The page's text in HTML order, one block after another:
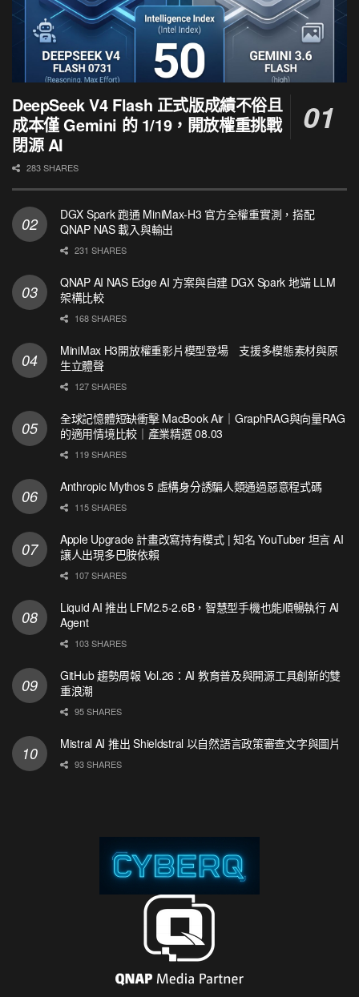
DeepSeek V4 Flash 正式版成績不俗且
成本僅 Gemini 的 1/19，開放權重挑戰
閉源 AI
283 SHARES
DGX Spark 跑通 MiniMax-H3 官方全權重實測，搭配
QNAP NAS 載入與輸出
231 SHARES
QNAP AI NAS Edge AI 方案與自建 DGX Spark 地端 LLM
架構比較
168 SHARES
MiniMax H3開放權重影片模型登場 支援多模態素材與原
生立體聲
127 SHARES
全球記憶體短缺衝擊 MacBook Air｜GraphRAG與向量RAG
的適用情境比較｜產業精選 08.03
119 SHARES
Anthropic Mythos 5 虛構身分誘騙人類通過惡意程式碼
115 SHARES
Apple Upgrade 計畫改寫持有模式 | 知名 YouTuber 坦言 AI
讓人出現多巴胺依賴
107 SHARES
Liquid AI 推出 LFM2.5-2.6B，智慧型手機也能順暢執行 AI
Agent
103 SHARES
GitHub 趨勢周報 Vol.26：AI 教育普及與開源工具創新的雙
重浪潮
95 SHARES
Mistral AI 推出 Shieldstral 以自然語言政策審查文字與圖片
93 SHARES